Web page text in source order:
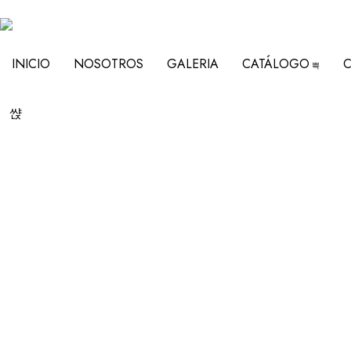
INICIO NOSOTROS GALERIA CATÁLOGO